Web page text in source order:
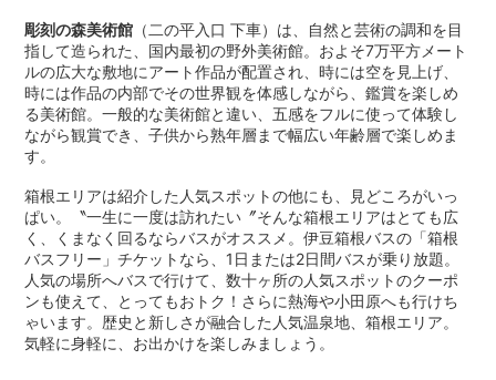
彫刻の森美術館（二の平入口 下車）は、自然と芸術の調和を目
指して造られた、国内最初の野外美術館。およそ7万平方メート
ルの広大な敷地にアート作品が配置され、時には空を見上げ、
時には作品の内部でその世界観を体感しながら、鑑賞を楽しめ
る美術館。一般的な美術館と違い、五感をフルに使って体験し
ながら観賞でき、子供から熟年層まで幅広い年齢層で楽しめま
す。
箱根エリアは紹介した人気スポットの他にも、見どころがいっ
ぱい。〝一生に一度は訪れたい〞そんな箱根エリアはとても広
く、くまなく回るならバスがオススメ。伊豆箱根バスの「箱根
バスフリー」チケットなら、1日または2日間バスが乗り放題。
人気の場所へバスで行けて、数十ヶ所の人気スポットのクーポ
ンも使えて、とってもおトク！さらに熱海や小田原へも行けち
ゃいます。歴史と新しさが融合した人気温泉地、箱根エリア。
気軽に身軽に、お出かけを楽しみましょう。